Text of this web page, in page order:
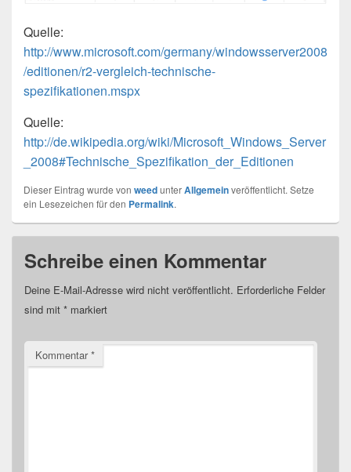
Quelle:
http://www.microsoft.com/germany/windowsserver2008
/editionen/r2-vergleich-technische-
spezifikationen.mspx
Quelle:
http://de.wikipedia.org/wiki/Microsoft_Windows_Server
_2008#Technische_Spezifikation_der_Editionen
Dieser Eintrag wurde von weedunterAllgemeinveröffentlicht. Setze
ein Lesezeichen für den Permalink.
Schreibe einen Kommentar
Deine E-Mail-Adresse wird nicht veröffentlicht. Erforderliche Felder
sind mit * markiert
Kommentar*